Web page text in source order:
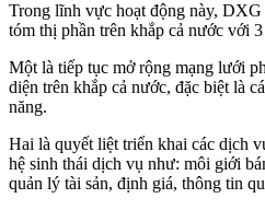
Trong lĩnh vực hoạt động này, DXG
tóm thị phần trên khắp cả nước với
Một là tiếp tục mở rộng mạng lưới
diện trên khắp cả nước, đặc biệt là
năng.
Hai là quyết liệt triển khai các dịch
hệ sinh thái dịch vụ như: môi giới
quản lý tài sản, định giá, thông tin